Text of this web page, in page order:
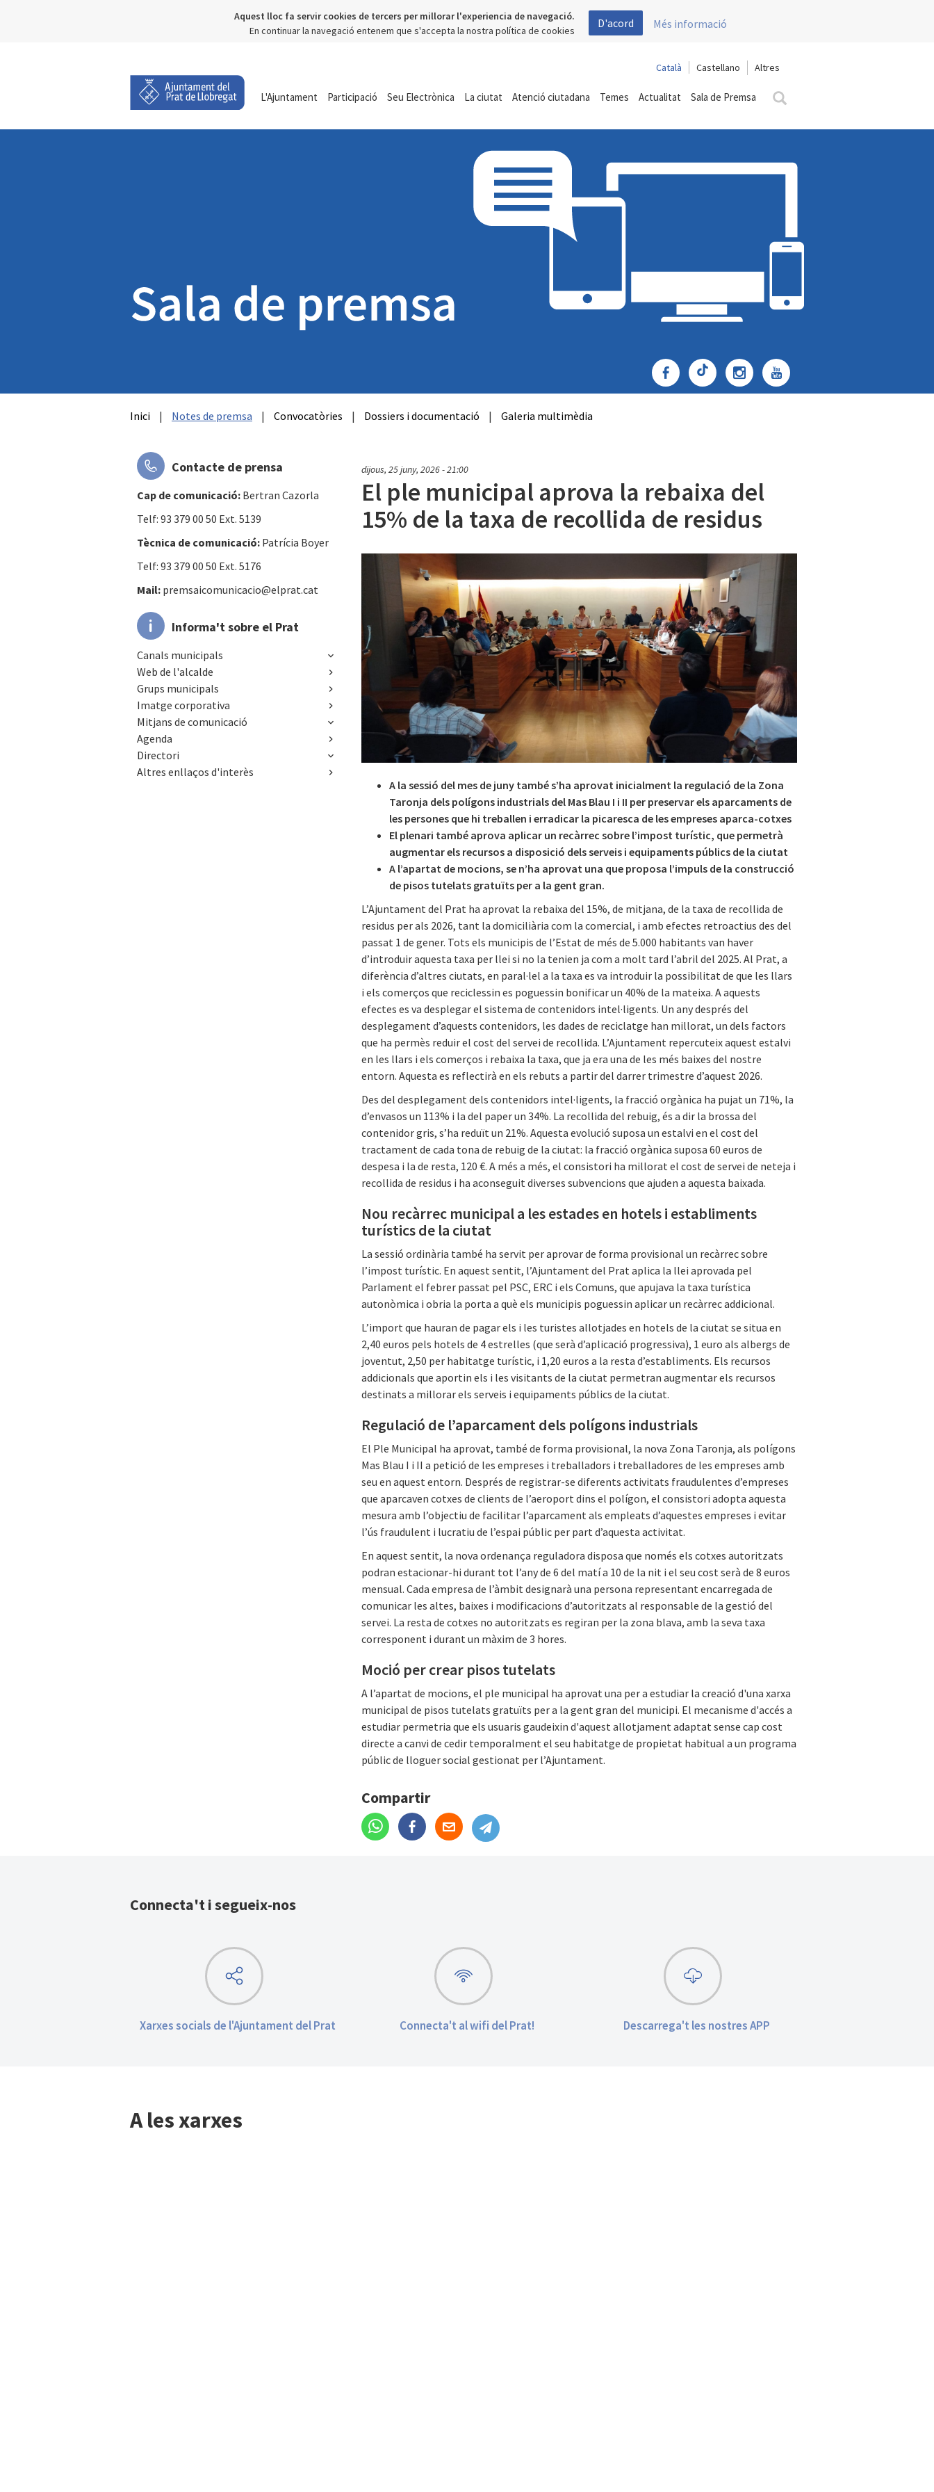
Aquest lloc fa servir cookies de tercers per millorar l'experiencia de navegació.
En continuar la navegació entenem que s'accepta la nostra política de cookies
D'acord Més informació
Català Castellano
L'Ajuntament Participació Seu Electrònica La ciutat Atenció ciutadana Temes Actualitat Sala de Premsa
Inici | Notes de premsa | Convocatòries | Dossiers i documentació | Galeria multimèdia
dijous, 25 juny, 2026 - 21:00
El ple municipal aprova la rebaixa del
15% de la taxa de recollida de residus
A la sessió del mes de juny també s’ha aprovat inicialment la regulació de la Zona
Taronja dels polígons industrials del Mas Blau I i II per preservar els aparcaments de
les persones que hi treballen i erradicar la picaresca de les empreses aparca-cotxes
El plenari també aprova aplicar un recàrrec sobre l’impost turístic, que permetrà
augmentar els recursos a disposició dels serveis i equipaments públics de la ciutat
A l’apartat de mocions, se n’ha aprovat una que proposa l’impuls de la construcció
de pisos tutelats gratuïts per a la gent gran.
L’Ajuntament del Prat ha aprovat la rebaixa del 15%, de mitjana, de la taxa de recollida de
residus per als 2026, tant la domiciliària com la comercial, i amb efectes retroactius des del
passat 1 de gener. Tots els municipis de l’Estat de més de 5.000 habitants van haver
d’introduir aquesta taxa per llei si no la tenien ja com a molt tard l’abril del 2025. Al Prat, a
diferència d’altres ciutats, en paral·lel a la taxa es va introduir la possibilitat de que les llars
i els comerços que reciclessin es poguessin bonificar un 40% de la mateixa. A aquests
efectes es va desplegar el sistema de contenidors intel·ligents. Un any després del
desplegament d’aquests contenidors, les dades de reciclatge han millorat, un dels factors
que ha permès reduir el cost del servei de recollida. L’Ajuntament repercuteix aquest estalvi
en les llars i els comerços i rebaixa la taxa, que ja era una de les més baixes del nostre
entorn. Aquesta es reflectirà en els rebuts a partir del darrer trimestre d’aquest 2026.
Des del desplegament dels contenidors intel·ligents, la fracció orgànica ha pujat un 71%, la
d’envasos un 113% i la del paper un 34%. La recollida del rebuig, és a dir la brossa del
contenidor gris, s’ha reduït un 21%. Aquesta evolució suposa un estalvi en el cost del
tractament de cada tona de rebuig de la ciutat: la fracció orgànica suposa 60 euros de
despesa i la de resta, 120 €. A més a més, el consistori ha millorat el cost de servei de neteja i
recollida de residus i ha aconseguit diverses subvencions que ajuden a aquesta baixada.
Nou recàrrec municipal a les estades en hotels i establiments
turístics de la ciutat
La sessió ordinària també ha servit per aprovar de forma provisional un recàrrec sobre
l’impost turístic. En aquest sentit, l’Ajuntament del Prat aplica la llei aprovada pel
Parlament el febrer passat pel PSC, ERC i els Comuns, que apujava la taxa turística
autonòmica i obria la porta a què els municipis poguessin aplicar un recàrrec addicional.
L’import que hauran de pagar els i les turistes allotjades en hotels de la ciutat se situa en
2,40 euros pels hotels de 4 estrelles (que serà d’aplicació progressiva), 1 euro als albergs de
joventut, 2,50 per habitatge turístic, i 1,20 euros a la resta d’establiments. Els recursos
addicionals que aportin els i les visitants de la ciutat permetran augmentar els recursos
destinats a millorar els serveis i equipaments públics de la ciutat.
Regulació de l’aparcament dels polígons industrials
El Ple Municipal ha aprovat, també de forma provisional, la nova Zona Taronja, als polígons
Mas Blau I i II a petició de les empreses i treballadors i treballadores de les empreses amb
seu en aquest entorn. Després de registrar-se diferents activitats fraudulentes d’empreses
que aparcaven cotxes de clients de l’aeroport dins el polígon, el consistori adopta aquesta
mesura amb l’objectiu de facilitar l’aparcament als empleats d’aquestes empreses i evitar
l’ús fraudulent i lucratiu de l’espai públic per part d’aquesta activitat.
En aquest sentit, la nova ordenança reguladora disposa que només els cotxes autoritzats
podran estacionar-hi durant tot l’any de 6 del matí a 10 de la nit i el seu cost serà de 8 euros
mensual. Cada empresa de l’àmbit designarà una persona representant encarregada de
comunicar les altes, baixes i modificacions d’autoritzats al responsable de la gestió del
servei. La resta de cotxes no autoritzats es regiran per la zona blava, amb la seva taxa
corresponent i durant un màxim de 3 hores.
Moció per crear pisos tutelats
A l’apartat de mocions, el ple municipal ha aprovat una per a estudiar la creació d'una xarxa
municipal de pisos tutelats gratuïts per a la gent gran del municipi. El mecanisme d'accés a
estudiar permetria que els usuaris gaudeixin d'aquest allotjament adaptat sense cap cost
directe a canvi de cedir temporalment el seu habitatge de propietat habitual a un programa
públic de lloguer social gestionat per l’Ajuntament.
Compartir
Contacte de prensa
Cap de comunicació: Bertran Cazorla
Telf: 93 379 00 50 Ext. 5139
Tècnica de comunicació: Patrícia Boyer
Telf: 93 379 00 50 Ext. 5176
Mail: premsaicomunicacio@elprat.cat
Informa't sobre el Prat
Canals municipals
Web de l'alcalde
Grups municipals
Imatge corporativa
Mitjans de comunicació
Agenda
Directori
Altres enllaços d'interès
Connecta't i segueix-nos
Xarxes socials de l'Ajuntament del Prat Connecta't al wifi del Prat! Descarrega't les nostres APP
A les xarxes